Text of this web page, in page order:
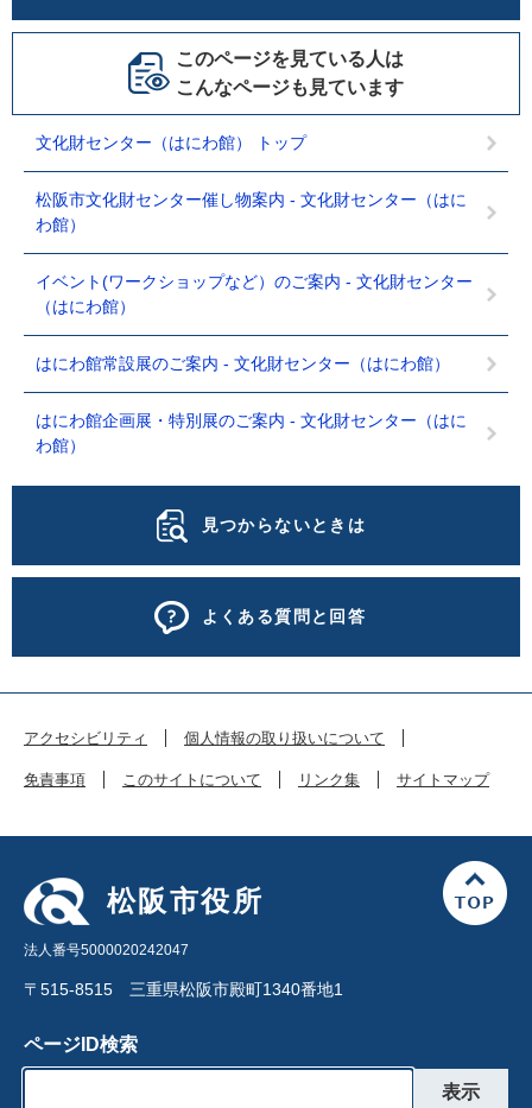
このページを見ている人は
こんなページも見ています
文化財センター（はにわ館） トップ
松阪市文化財センター催し物案内 - 文化財センター（はに
わ館）
イベント(ワークショップなど）のご案内 - 文化財センター
（はにわ館）
はにわ館常設展のご案内 - 文化財センター（はにわ館）
はにわ館企画展・特別展のご案内 - 文化財センター（はに
わ館）
見つからないときは
よくある質問と回答
アクセシビリティ 個人情報の取り扱いについて
免責事項 このサイトについて リンク集 サイトマップ
松阪市役所
法人番号5000020242047
〒515-8515 三重県松阪市殿町1340番地1
ページID検索